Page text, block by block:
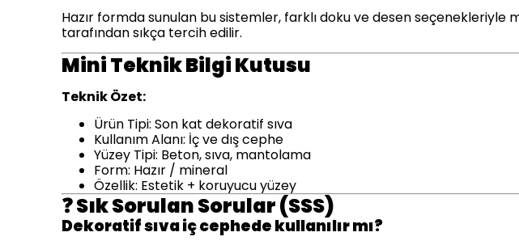
Hazır formda sunulan bu sistemler, farklı doku ve desen
tarafından sıkça tercih edilir.
Mini Teknik Bilgi Kutusu
Teknik Özet:
Ürün Tipi: Son kat dekoratif sıva
Kullanım Alanı: İç ve dış cephe
Yüzey Tipi: Beton, sıva, mantolama
Form: Hazır / mineral
Özellik: Estetik + koruyucu yüzey
❓Sık Sorulan Sorular (SSS)
Dekoratif sıva iç cephede kullanılır mı?